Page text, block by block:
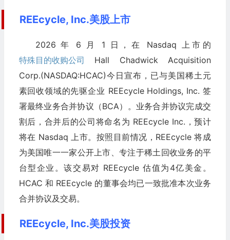
REEcycle, Inc.美股上市
2026 年 6 月 1 日，在 Nasdaq 上市的
特殊目的收购公司 Hall Chadwick Acquisition
Corp.(NASDAQ:HCAC)今日宣布，已与美国稀土元
素回收领域的先驱企业 REEcycle Holdings, Inc. 签
署最终业务合并协议（BCA）。业务合并协议完成交
割后，合并后的公司将命名为 REEcycle Inc.，预计
将在 Nasdaq 上市。按照目前情况，REEcycle 将成
为美国唯一一家公开上市、专注于稀土回收业务的平
台型企业。该交易对 REEcycle 估值为4亿美金。
HCAC 和 REEcycle 的董事会均已一致批准本次业务
合并协议及交易。
REEcycle, Inc.美股投资